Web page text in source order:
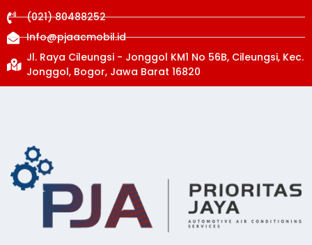
(021) 80488252
Info@pjaacmobil.id
Jl. Raya Cileungsi - Jonggol KM1 No 56B, Cileungsi, Kec.
Jonggol, Bogor, Jawa Barat 16820